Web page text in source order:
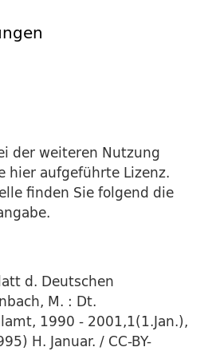
der weiteren Nutzung
hier aufgeführte Lizenz.
finden Sie folgend die
d. Deutschen
M. : Dt.
1990 - 2001,1(1.Jan.),
H. Januar. / CC-BY-